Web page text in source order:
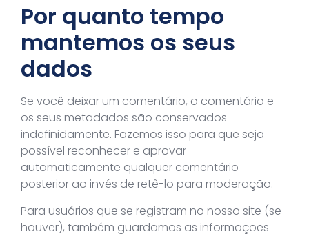
Por quanto tempo
mantemos os seus
dados
Se você deixar um comentário, o comentário e
os seus metadados são conservados
indefinidamente. Fazemos isso para que seja
possível reconhecer e aprovar
automaticamente qualquer comentário
posterior ao invés de retê-lo para moderação.
Para usuários que se registram no nosso site (se
houver), também guardamos as informações